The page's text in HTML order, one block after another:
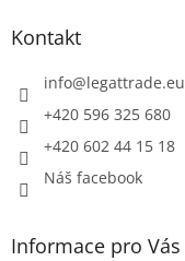
Kontakt
info@legattrade.eu
+420 596 325 680
+420 602 44 15 18
Náš facebook
Informace pro Vás